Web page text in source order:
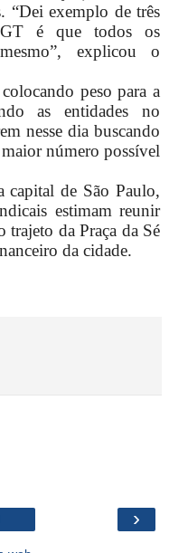
“Dei exemplo de três
é que todos os
explicou o
peso para a
as entidades no
nesse dia buscando
número possível
capital de São Paulo,
estimam reunir
trajeto da Praça da Sé
da cidade.
›